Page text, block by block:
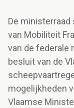
De
van Mobiliteit
van de federale
besluit van de
mogelijkheden
Vlaamse